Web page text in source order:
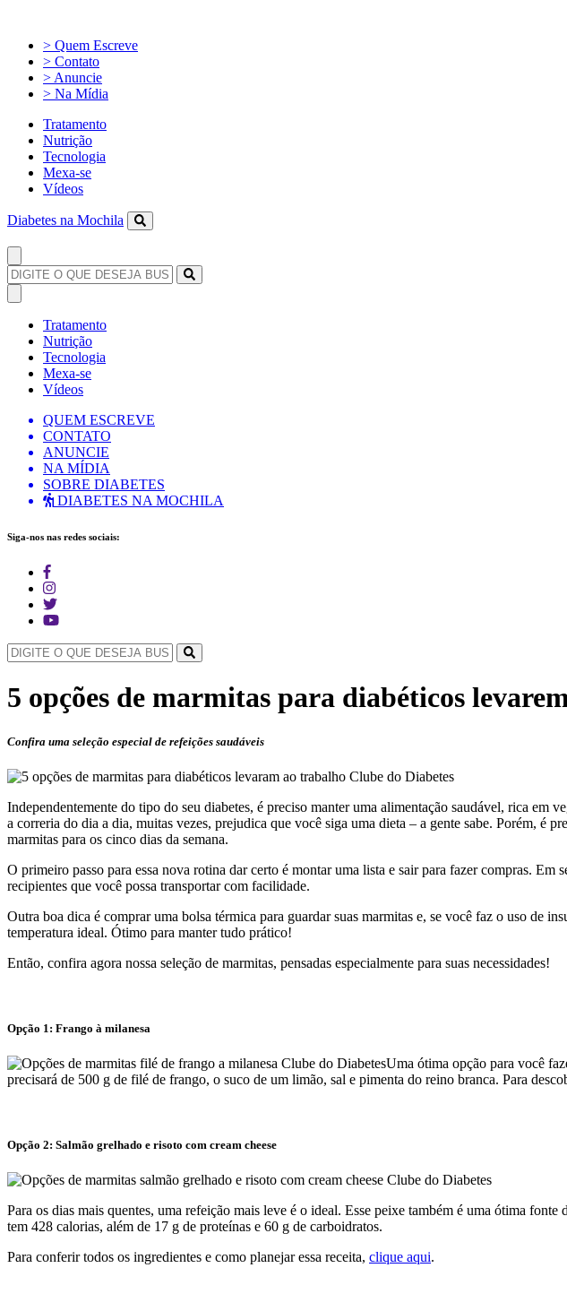
> Quem Escreve
> Contato
> Anuncie
> Na Mídia
Tratamento
Nutrição
Tecnologia
Mexa-se
Vídeos
Diabetes na Mochila
Tratamento
Nutrição
Tecnologia
Mexa-se
Vídeos
QUEM ESCREVE
CONTATO
ANUNCIE
NA MÍDIA
SOBRE DIABETES
DIABETES NA MOCHILA
Siga-nos nas redes sociais:
5 opções de marmitas para diabéticos
Confira uma seleção especial de refeições saudáveis
Independentemente do tipo do seu diabetes, é preciso manter uma alimentação saudável, rica em
a correria do dia a dia, muitas vezes, prejudica que você siga uma dieta – a gente sabe. Porém, é
marmitas para os cinco dias da semana.
O primeiro passo para essa nova rotina dar certo é montar uma lista e sair para fazer compras.
recipientes que você possa transportar com facilidade.
Outra boa dica é comprar uma bolsa térmica para guardar suas marmitas e, se você faz o uso de
temperatura ideal. Ótimo para manter tudo prático!
Então, confira agora nossa seleção de marmitas, pensadas especialmente para suas necessidades!
Opção 1: Frango à milanesa
Uma ótima opção para você
precisará de 500 g de filé de frango, o suco de um limão, sal e pimenta do reino branca. Para
Opção 2: Salmão grelhado e risoto com cream cheese
Para os dias mais quentes, uma refeição mais leve é o ideal. Esse peixe também é uma ótima
tem 428 calorias, além de 17 g de proteínas e 60 g de carboidratos.
Para conferir todos os ingredientes e como planejar essa receita, clique aqui.